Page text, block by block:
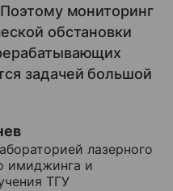
мониторинг
обстановки
задачей большой
лазерного
имиджинга и
ТГУ